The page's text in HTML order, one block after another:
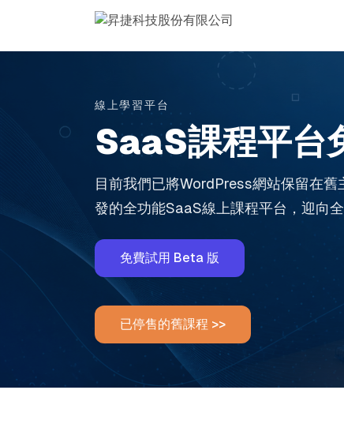
線上學習平台
SaaS課程平台
目前我們已將WordPress網站保留在舊
發的全功能SaaS線上課程平台，迎向
免費試用 Beta 版
已停售的舊課程 >>